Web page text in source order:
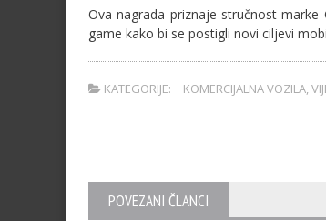
Ova nagrada priznaje stručnost
game kako bi se postigli novi ciljevi
KATEGORIJE: KOMERCIJALNA VOZILA,
POVEZANI ČLANCI